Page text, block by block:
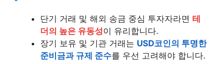
단기 거래 및 해외 송금 중심 투자자라면 테
더의 높은 유동성이 유리합니다.
장기 보유 및 기관 거래는 USD코인의 투명한
준비금과 규제 준수를 우선 고려해야 합니다.